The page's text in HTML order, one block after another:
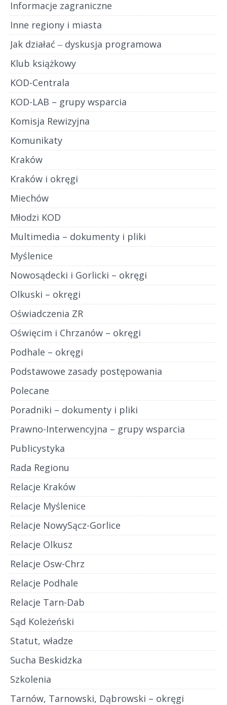
Informacje zagraniczne
Inne regiony i miasta
Jak działać ‒ dyskusja programowa
Klub książkowy
KOD-Centrala
KOD-LAB – grupy wsparcia
Komisja Rewizyjna
Komunikaty
Kraków
Kraków i okręgi
Miechów
Młodzi KOD
Multimedia – dokumenty i pliki
Myślenice
Nowosądecki i Gorlicki – okręgi
Olkuski – okręgi
Oświadczenia ZR
Oświęcim i Chrzanów – okręgi
Podhale – okręgi
Podstawowe zasady postępowania
Polecane
Poradniki – dokumenty i pliki
Prawno-Interwencyjna – grupy wsparcia
Publicystyka
Rada Regionu
Relacje Kraków
Relacje Myślenice
Relacje NowySącz-Gorlice
Relacje Olkusz
Relacje Osw-Chrz
Relacje Podhale
Relacje Tarn-Dab
Sąd Koleżeński
Statut, władze
Sucha Beskidzka
Szkolenia
Tarnów, Tarnowski, Dąbrowski – okręgi